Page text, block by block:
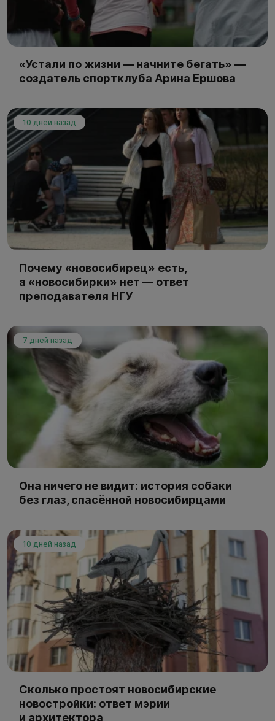
«Устали по жизни — начните бегать» —
создатель спортклуба Арина Ершова
10 дней назад
Почему «новосибирец» есть,
а «новосибирки» нет — ответ
преподавателя НГУ
7 дней назад
Она ничего не видит: история собаки
без глаз, спасённой новосибирцами
10 дней назад
Сколько простоят новосибирские
новостройки: ответ мэрии
и архитектора